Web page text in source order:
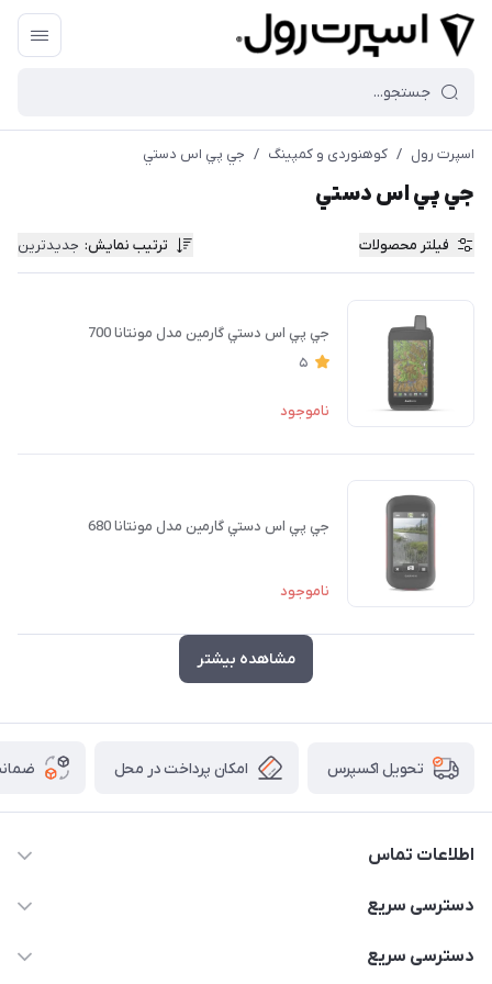
اسپرت رول / کوهنوردی و کمپینگ / جي پي اس دستي
جي پي اس دستي
فیلتر محصولات ترتیب نمایش: جدیدترین
جي پي اس دستي گارمين مدل مونتانا 700
5
ناموجود
جي پي اس دستي گارمين مدل مونتانا 680
ناموجود
مشاهده بیشتر
تحویل اکسپرس امکان پرداخت در محل
اطلاعات تماس
۰۹۳۵۶۰۴۰۳۶۵
دسترسی سریع
اسکیت فلایینگ ایگل
دسترسی سریع